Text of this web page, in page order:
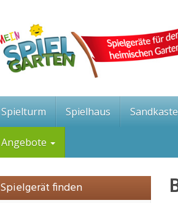
Spielturm Spielhaus
Angebote
Spielgerät finden